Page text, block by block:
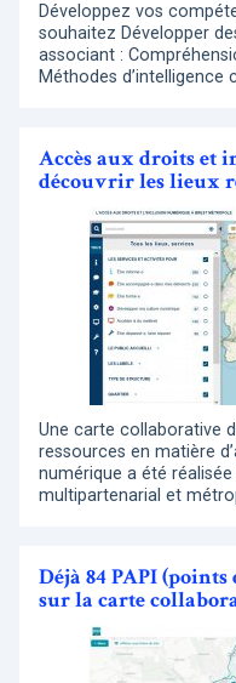
Développez vos
souhaitez Développer
associant :
Méthodes
Accès aux droits et
découvrir les lieux
Une carte collaborative
ressources en matière
numérique a été
multipartenarial et
Déjà 84 PAPI
sur la carte